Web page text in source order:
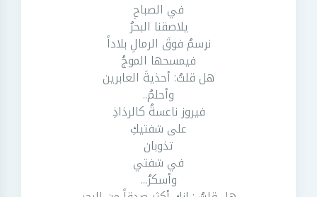
في الصباحِ
يلاصقنا البحرُ
نرسمُ فوقَ الرمالِ بلاداً
فيمسحها الموجُ
هل قلتُ: أحذيةَ العابرين
وأحلمُ..
فيروز ناعسةُ كالرذاذِ
على شفتيكِ
تذوبان
في شفتي
وأسكرُ...